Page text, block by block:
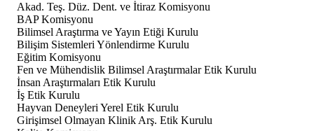
Akad. Teş. Düz. Dent. ve İtiraz Komisyonu
BAP Komisyonu
Bilimsel Araştırma ve Yayın Etiği Kurulu
Bilişim Sistemleri Yönlendirme Kurulu
Eğitim Komisyonu
Fen ve Mühendislik Bilimsel Araştırmalar Etik Kurulu
İnsan Araştırmaları Etik Kurulu
İş Etik Kurulu
Hayvan Deneyleri Yerel Etik Kurulu
Girişimsel Olmayan Klinik Arş. Etik Kurulu